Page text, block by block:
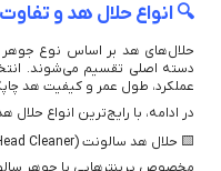
🔍 انواع حلال هد و
حلال‌های هد بر اساس نوع جوهر
دسته اصلی تقسیم می‌شوند.
عملکرد، طول عمر و کیفیت هد
در ادامه، با رایج‌ترین انواع حلال
🟨 حلال هد سالونت (Solvent Head Cleaner):
مخصوص پرینترهایی با جوهر